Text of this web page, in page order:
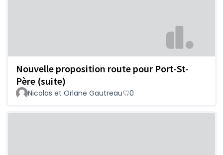
Nouvelle proposition route pour Port-St-
Père (suite)
Nicolas et Orlane Gautreau 0